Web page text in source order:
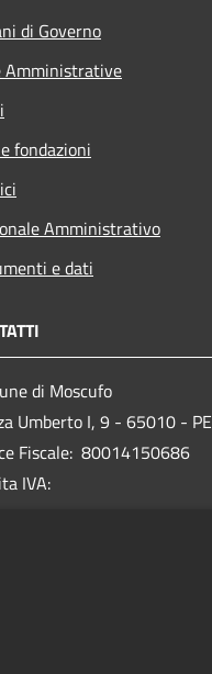
di Governo
Amministrative
fondazioni
Amministrativo
e dati
di Moscufo
Umberto I, 9 - 65010 - PE
Fiscale: 80014150686
IVA: